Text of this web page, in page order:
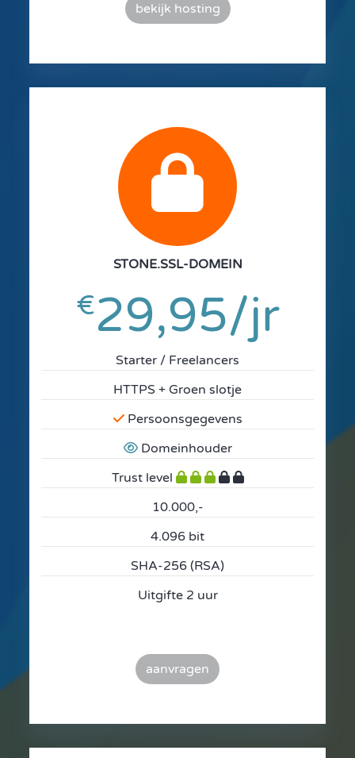
bekijk hosting
STONE.SSL-DOMEIN
€29,95/jr
Starter / Freelancers
HTTPS + Groen slotje
Persoonsgegevens
Domeinhouder
Trust level
10.000,-
4.096 bit
SHA-256 (RSA)
Uitgifte 2 uur
aanvragen